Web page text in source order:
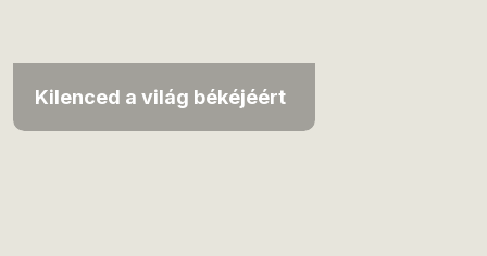
Kilenced a világ békéjéért